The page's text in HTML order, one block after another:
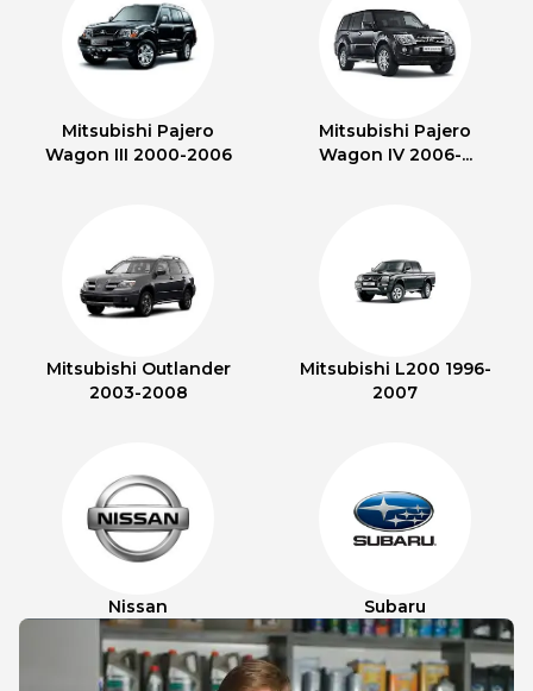
Mitsubishi Pajero
Wagon III 2000-2006
Mitsubishi Pajero
Wagon IV 2006-...
Mitsubishi Outlander
2003-2008
Mitsubishi L200 1996-
2007
Nissan Subaru